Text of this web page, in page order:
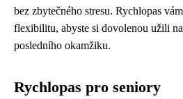
bez zbytečného stresu. Rychlopas
flexibilitu, abyste si dovolenou užili
posledního okamžiku.
Rychlopas pro seniory